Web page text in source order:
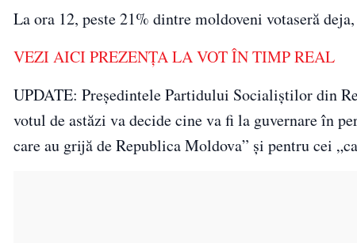
La ora 12, peste 21% dintre moldoveni votaseră
VEZI AICI PREZENȚA LA VOT ÎN TIMP REAL
UPDATE: Preşedintele Partidului Socialiştilor din
votul de astăzi va decide cine va fi la guvernare în
care au grijă de Republica Moldova” şi pentru cei